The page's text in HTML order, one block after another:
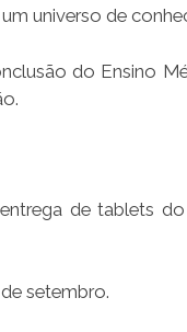
universo de
do Ensino
de tablets
setembro.